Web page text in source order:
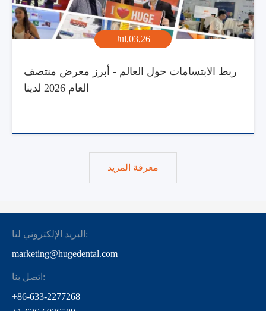
Jul,03,26
ربط الابتسامات حول العالم - أبرز معرض منتصف
العام 2026 لدينا
معرفة المزيد
البريد الإلكتروني لنا:
marketing@hugedental.com
اتصل بنا:
+86-633-2277268